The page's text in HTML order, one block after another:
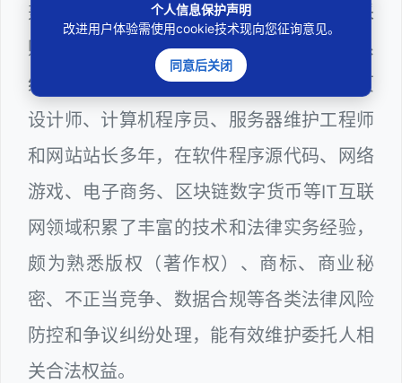
兼任深圳市人民政府听证员、深圳市政府采
购评审专家（法律类），深圳市某区政府系
统公职律师、计算机信息网络安全员、网页
设计师、计算机程序员、服务器维护工程师
和网站站长多年，在软件程序源代码、网络
游戏、电子商务、区块链数字货币等IT互联
网领域积累了丰富的技术和法律实务经验，
颇为熟悉版权（著作权）、商标、商业秘
密、不正当竞争、数据合规等各类法律风险
防控和争议纠纷处理，能有效维护委托人相
关合法权益。
个人信息保护声明
改进用户体验需使用cookie技术现向您征询意见。
同意后关闭